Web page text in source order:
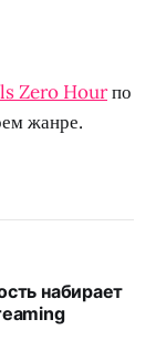
Zero Hourпо
жанре.
набирает